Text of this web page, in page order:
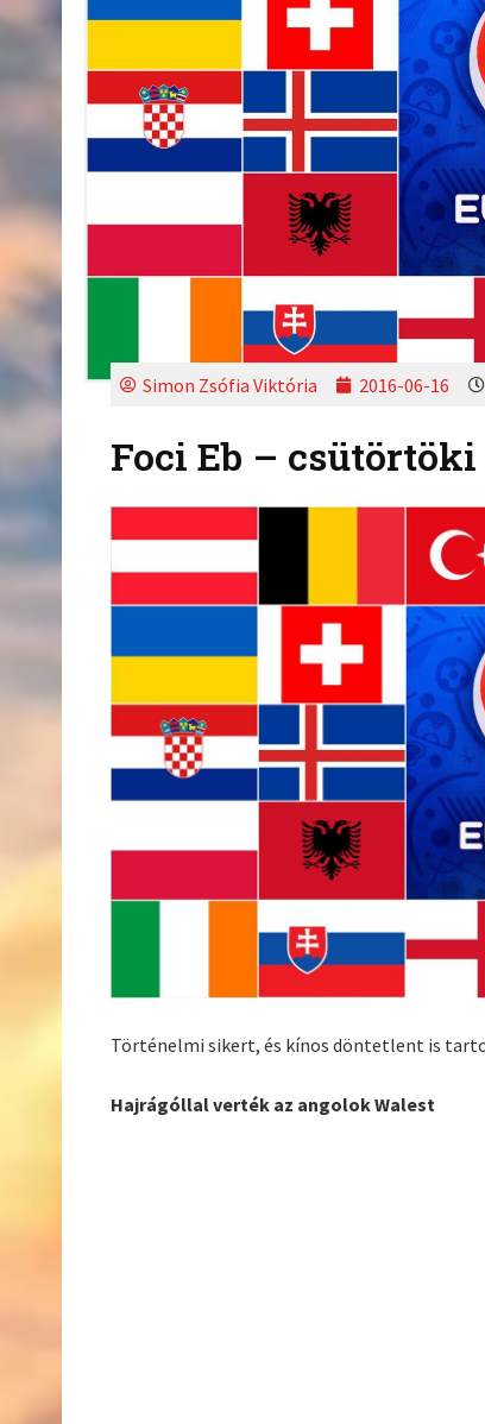
Simon Zsófia Viktória 2016-06-16
Foci Eb –
Történelmi sikert, és kínos döntetlent is
Hajrágóllal verték az angolok Walest